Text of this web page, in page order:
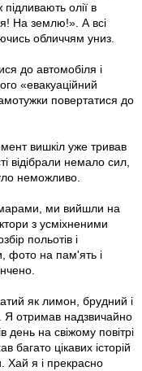
олії в
На землю!». А всі
обличчям униз.
до автомобіля і
«евакуаційний
повертатися до
вишкіл уже тривав
відібрали немало сил,
неможливо.
ми вийшли на
з усміхненими
польотів і
фото на пам'ять і
як лимон, брудний і
отримав надзвичайно
день на свіжому повітрі
багато цікавих історій
Хай я і прекрасно